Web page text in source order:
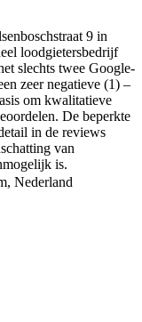
9 in
loodgietersbedrijf
slechts twee Google-
zeer negatieve (1) –
om kwalitatieve
De beperkte
in de reviews
van
is.
Nederland